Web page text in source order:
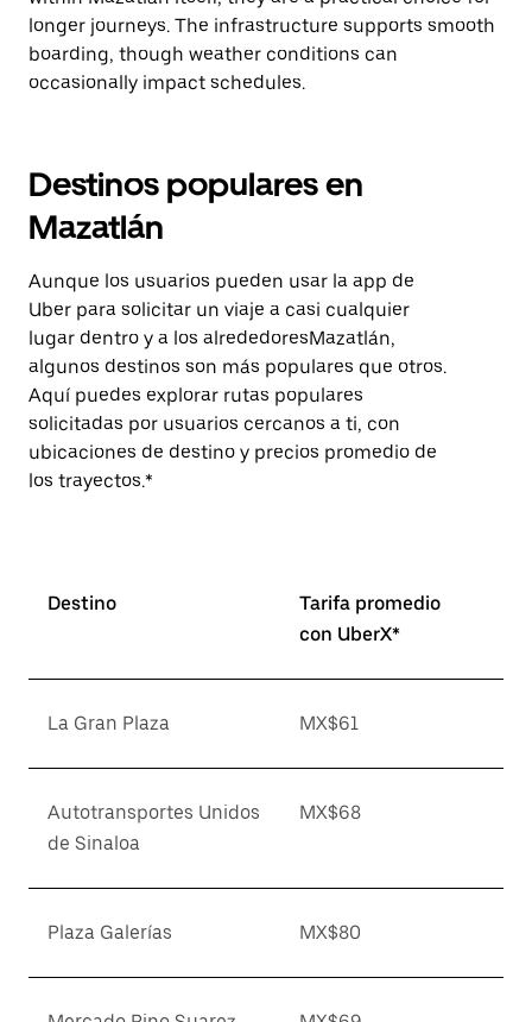
longer journeys. The infrastructure supports smooth
boarding, though weather conditions can
occasionally impact schedules.
Destinos populares en
Mazatlán
Aunque los usuarios pueden usar la app de
Uber para solicitar un viaje a casi cualquier
lugar dentro y a los alrededoresMazatlán,
algunos destinos son más populares que otros.
Aquí puedes explorar rutas populares
solicitadas por usuarios cercanos a ti, con
ubicaciones de destino y precios promedio de
los trayectos.*
Destino
Tarifa promedio
con UberX*
La Gran Plaza MX$61
Autotransportes Unidos
de Sinaloa
MX$68
Plaza Galerías MX$80